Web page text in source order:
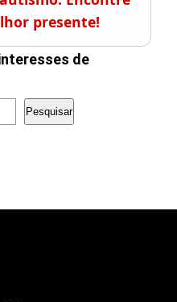
presente!
de
Pesquisar